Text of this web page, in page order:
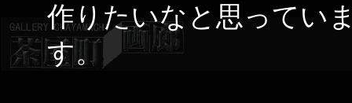
作りたいなと思ってい
す。